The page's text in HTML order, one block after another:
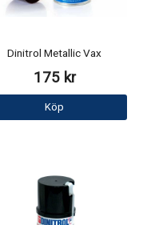
Dinitrol Metallic Vax
175 kr
Köp